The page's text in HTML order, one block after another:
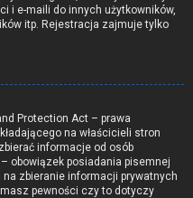
i e-maili do innych użytkowników,
itp. Rejestracja zajmuje tylko
Protection Act – prawa
na właścicieli stron
informacje od osób
obowiązek posiadania pisemnej
zbieranie informacji prywatnych
pewności czy to dotyczy